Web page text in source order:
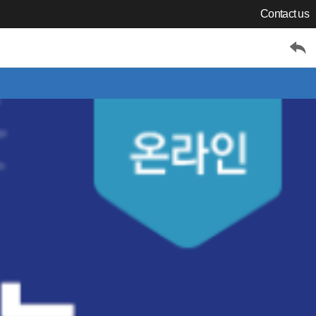
Contact us